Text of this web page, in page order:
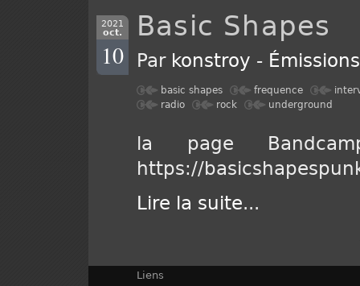
2021
oct.
10
Basic Shapes
Par konstroy -
basic shapes frequence
radio
rock underground
la page
https://
Lire la suite...
Liens